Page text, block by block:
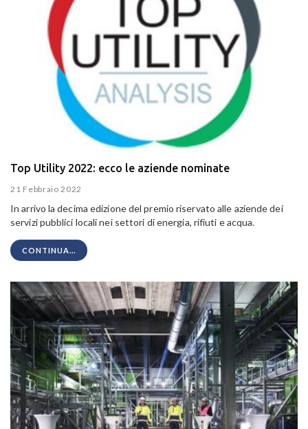
Top Utility 2022: ecco le aziende nominate
21 Febbraio 2022
In arrivo la decima edizione del premio riservato alle aziende dei
servizi pubblici locali nei settori di energia, rifiuti e acqua.
CONTINUA...